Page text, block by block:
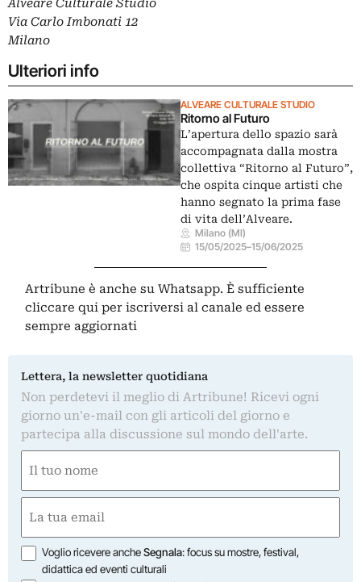
Alveare Culturale Studio
Via Carlo Imbonati 12
Milano
Ulteriori info
ALVEARE CULTURALE STUDIO
Ritorno al Futuro
L’apertura dello spazio sarà
accompagnata dalla mostra
collettiva “Ritorno al Futuro”,
che ospita cinque artisti che
hanno segnato la prima fase
di vita dell’Alveare.
Milano (MI)
15/05/2025–15/06/2025
Artribune è anche su Whatsapp. È sufficiente
cliccare qui per iscriversi al canale ed essere
sempre aggiornati
Lettera, la newsletter quotidiana
Non perdetevi il meglio di Artribune! Ricevi ogni
giorno un'e-mail con gli articoli del giorno e
partecipa alla discussione sul mondo dell'arte.
(Obbligatorio)
Nome
(Obbligatorio)
Opzioni
Voglio ricevere ancheSegnala: focus su mostre, festival,
didattica ed eventi culturali